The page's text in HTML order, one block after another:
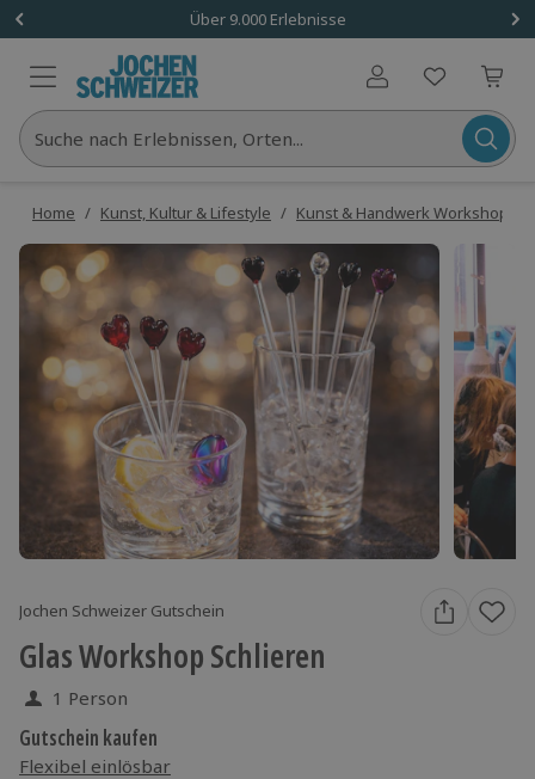
Über 9.000 Erlebnisse
Benutzerkonto
Suche nach Erlebnissen, Orten...
Home / Kunst, Kultur & Lifestyle / Kunst & Handwerk Workshops
Jochen Schweizer Gutschein
Glas Workshop Schlieren
1 Person
Gutschein kaufen
Flexibel einlösbar